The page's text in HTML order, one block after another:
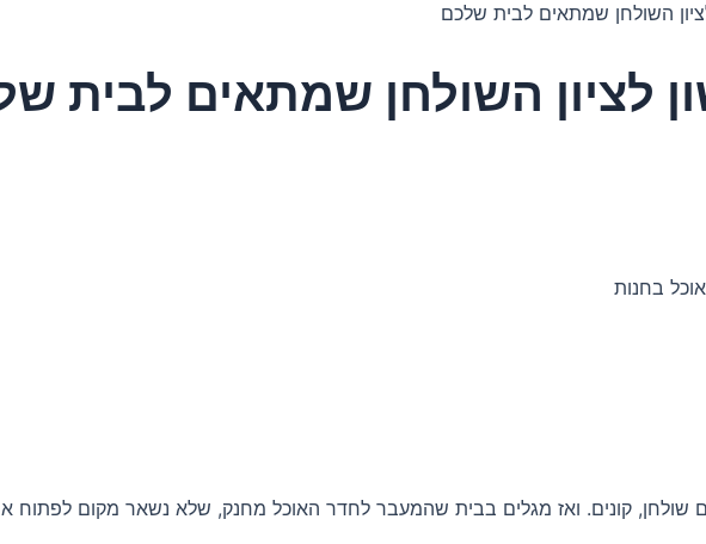
השולחן שמתאים לבית שלכם
לציון השולחן שמתאים לבית
שולחן, קונים. ואז מגלים בבית שהמעבר לחדר האוכל מחנק, שלא נשאר מקום לפתוח